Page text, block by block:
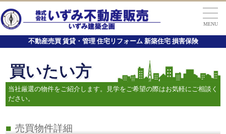
MENU
不動産売買 賃貸・管理 住宅リフォーム 新築住宅 損害保険
買いたい方
当社厳選の物件をご紹介します。見学をご希望の際はお気軽にご相談く
ださい。
■ 売買物件詳細